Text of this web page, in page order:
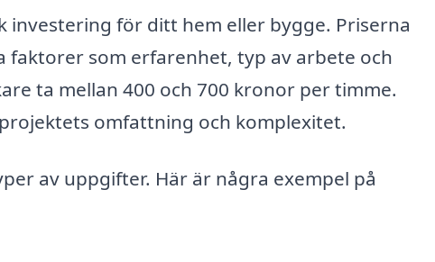
investering för ditt hem eller bygge. Priserna
som erfarenhet, typ av arbete och
ta mellan 400 och 700 kronor per timme.
omfattning och komplexitet.
av uppgifter. Här är några exempel på